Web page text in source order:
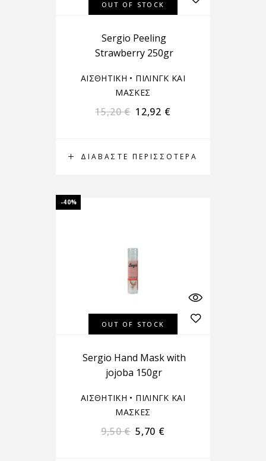
OUT OF STOCK
ΔΙΑΒΆΣΤΕ ΠΕΡΙΣΣΌΤΕΡΑ
Sergio Peeling
Strawberry 250gr
ΑΙΣΘΗΤΙΚΗ • ΠΙΛΙΝΓΚ ΚΑΙ
ΜΑΣΚΕΣ
15,20€ 12,92 €
-40%
OUT OF STOCK
Sergiο Hand Mask with
jojoba 150gr
ΑΙΣΘΗΤΙΚΗ • ΠΙΛΙΝΓΚ ΚΑΙ
ΜΑΣΚΕΣ
9,50€ 5,70 €